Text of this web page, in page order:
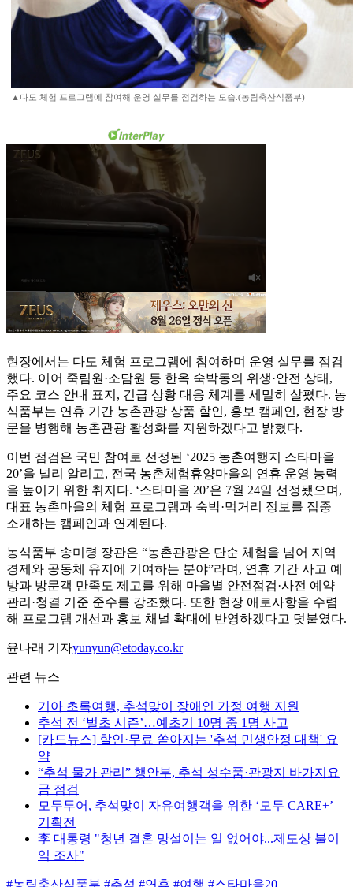
▲다도 체험 프로그램에 참여해 운영 실무를 점검하는 모습.(농림축산식품부)
현장에서는 다도 체험 프로그램에 참여하며 운영 실무를 점검
했다. 이어 죽림원·소담원 등 한옥 숙박동의 위생·안전 상태,
주요 코스 안내 표지, 긴급 상황 대응 체계를 세밀히 살폈다. 농
식품부는 연휴 기간 농촌관광 상품 할인, 홍보 캠페인, 현장 방
문을 병행해 농촌관광 활성화를 지원하겠다고 밝혔다.
이번 점검은 국민 참여로 선정된 ‘2025 농촌여행지 스타마을
20’을 널리 알리고, 전국 농촌체험휴양마을의 연휴 운영 능력
을 높이기 위한 취지다. ‘스타마을 20’은 7월 24일 선정됐으며,
대표 농촌마을의 체험 프로그램과 숙박·먹거리 정보를 집중
소개하는 캠페인과 연계된다.
농식품부 송미령 장관은 “농촌관광은 단순 체험을 넘어 지역
경제와 공동체 유지에 기여하는 분야”라며, 연휴 기간 사고 예
방과 방문객 만족도 제고를 위해 마을별 안전점검·사전 예약
관리·청결 기준 준수를 강조했다. 또한 현장 애로사항을 수렴
해 프로그램 개선과 홍보 채널 확대에 반영하겠다고 덧붙였다.
윤나래 기자yunyun@etoday.co.kr
관련 뉴스
기아 초록여행, 추석맞이 장애인 가정 여행 지원
추석 전 ‘벌초 시즌’…예초기 10명 중 1명 사고
[카드뉴스] 할인·무료 쏟아지는 '추석 민생안정 대책' 요
약
“추석 물가 관리” 행안부, 추석 성수품·관광지 바가지요
금 점검
모두투어, 추석맞이 자유여행객을 위한 ‘모두 CARE+’
기획전
李 대통령 "청년 결혼 망설이는 일 없어야...제도상 불이
익 조사"